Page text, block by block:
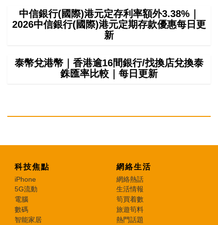
中信銀行(國際)港元定存利率額外3.38%｜
2026中信銀行(國際)港元定期存款優惠每日更
新
泰幣兌港幣｜香港逾16間銀行/找換店兌換泰
銖匯率比較｜每日更新
科技焦點
iPhone
5G流動
電腦
數碼
智能家居
網絡生活
網絡熱話
生活情報
筍買着數
旅遊筍料
熱門話題